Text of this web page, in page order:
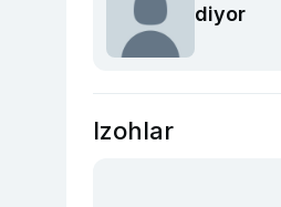
diyor
Izohlar